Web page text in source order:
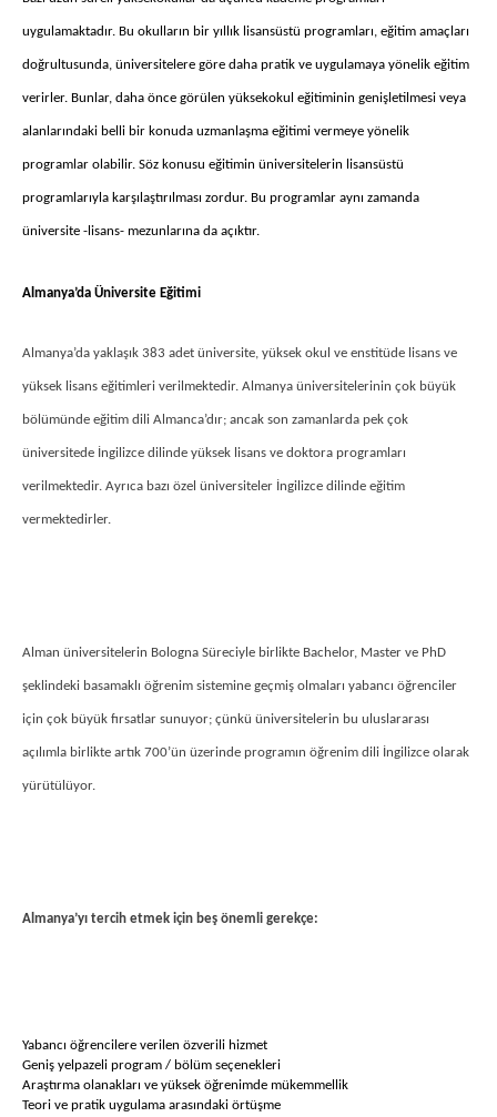
uygulamaktadır. Bu okulların bir yıllık lisansüstü programları, eğitim amaçları
doğrultusunda, üniversitelere göre daha pratik ve uygulamaya yönelik eğitim
verirler. Bunlar, daha önce görülen yüksekokul eğitiminin genişletilmesi veya
alanlarındaki belli bir konuda uzmanlaşma eğitimi vermeye yönelik
programlar olabilir. Söz konusu eğitimin üniversitelerin lisansüstü
programlarıyla karşılaştırılması zordur. Bu programlar aynı zamanda
üniversite -lisans- mezunlarına da açıktır.
Almanya’da Üniversite Eğitimi
Almanya’da yaklaşık 383 adet üniversite, yüksek okul ve enstitüde lisans ve
yüksek lisans eğitimleri verilmektedir. Almanya üniversitelerinin çok büyük
bölümünde eğitim dili Almanca’dır; ancak son zamanlarda pek çok
üniversitede İngilizce dilinde yüksek lisans ve doktora programları
verilmektedir. Ayrıca bazı özel üniversiteler İngilizce dilinde eğitim
vermektedirler.
Alman üniversitelerin Bologna Süreciyle birlikte Bachelor, Master ve PhD
şeklindeki basamaklı öğrenim sistemine geçmiş olmaları yabancı öğrenciler
için çok büyük fırsatlar sunuyor; çünkü üniversitelerin bu uluslararası
açılımla birlikte artık 700’ün üzerinde programın öğrenim dili İngilizce olarak
yürütülüyor.
Almanya’yı tercih etmek için beş önemli gerekçe:
Yabancı öğrencilere verilen özverili hizmet
Geniş yelpazeli program / bölüm seçenekleri
Araştırma olanakları ve yüksek öğrenimde mükemmellik
Teori ve pratik uygulama arasındaki örtüşme